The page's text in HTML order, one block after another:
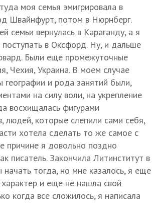
моя семья эмигрировала в
Швайнфурт, потом в Нюрнберг.
семьи вернулась в Караганду, а я
поступать в Оксфорд. Ну, и дальше
Были еще промежуточные
Чехия, Украина. В моем случае
географии и рода занятий были,
на силу воли, на укрепление
восхищалась фигурами
людей, которые слепили сами себя,
хотела сделать то же самое с
причине я довольно поздно
писатель. Закончила Литинститут в
начать тогда, но мне казалось, я еще
характер и еще не нашла свой
когда все сложилось, я написала